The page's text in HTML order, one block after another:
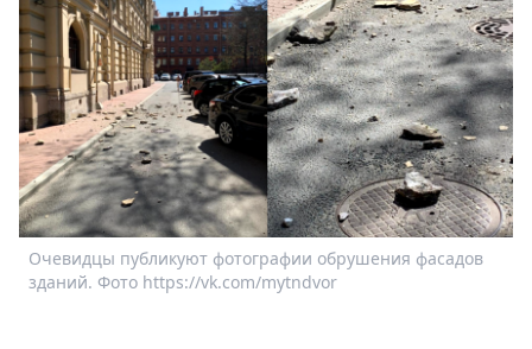
Пресс-
релизы
О
Metro
Стримы
Спецпроекты
Звезды
Выборы
2026
Скачай
Очевидцы публикуют фотографии обрушения фасадов
зданий. Фото https://vk.com/mytndvor